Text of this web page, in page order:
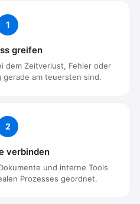
1
greifen
dem Zeitverlust, Fehler oder
gerade am teuersten sind.
2
verbinden
und interne Tools
Prozesses geordnet.